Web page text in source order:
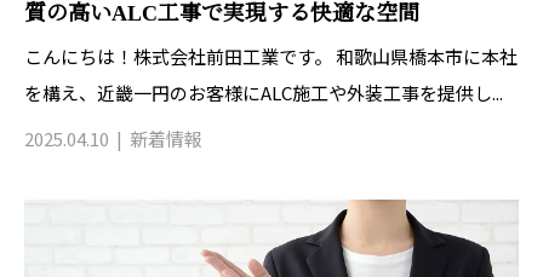
質の高いALC工事で実現する快適な空間
こんにちは！株式会社前田工業です。 和歌山県橋本市に本社
を構え、近畿一円のお客様にALC施工や外装工事を提供し...
2025.04.10
新着情報